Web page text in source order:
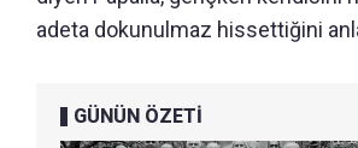
adeta dokunulmaz hissettiğini
GÜNÜN ÖZETİ